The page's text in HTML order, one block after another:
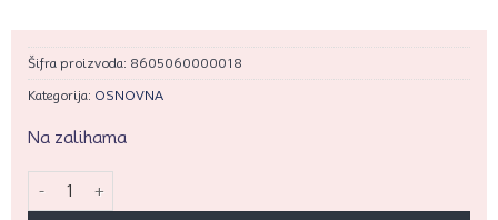
Šifra proizvoda: 8605060000018
Kategorija: OSNOVNA
Na zalihama